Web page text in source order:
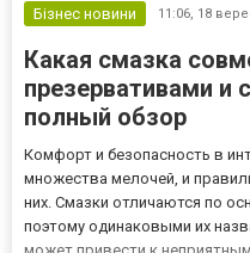
Бізнес новини 11:06, 18
Какая смазка
презервативами и
полный обзор
Комфорт и безопасность в
множества мелочей, и
них. Смазки отличаются по
поэтому одинаковыми их